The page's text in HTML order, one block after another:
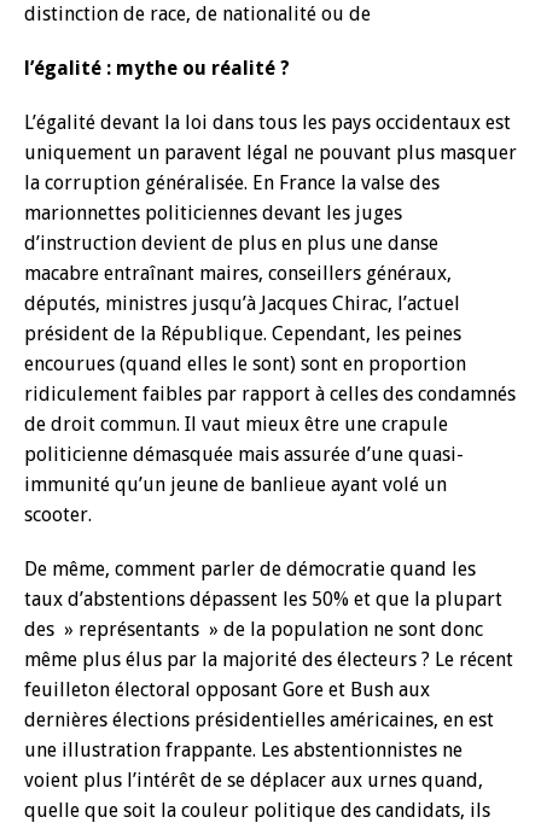
distinction de race, de nationalité ou de
l’égalité : mythe ou réalité ?
L’égalité devant la loi dans tous les pays occidentaux est
uniquement un paravent légal ne pouvant plus masquer
la corruption généralisée. En France la valse des
marionnettes politiciennes devant les juges
d’instruction devient de plus en plus une danse
macabre entraînant maires, conseillers généraux,
députés, ministres jusqu’à Jacques Chirac, l’actuel
président de la République. Cependant, les peines
encourues (quand elles le sont) sont en proportion
ridiculement faibles par rapport à celles des condamnés
de droit commun. Il vaut mieux être une crapule
politicienne démasquée mais assurée d’une quasi-
immunité qu’un jeune de banlieue ayant volé un
scooter.
De même, comment parler de démocratie quand les
taux d’abstentions dépassent les 50% et que la plupart
des » représentants » de la population ne sont donc
même plus élus par la majorité des électeurs ? Le récent
feuilleton électoral opposant Gore et Bush aux
dernières élections présidentielles américaines, en est
une illustration frappante. Les abstentionnistes ne
voient plus l’intérêt de se déplacer aux urnes quand,
quelle que soit la couleur politique des candidats, ils